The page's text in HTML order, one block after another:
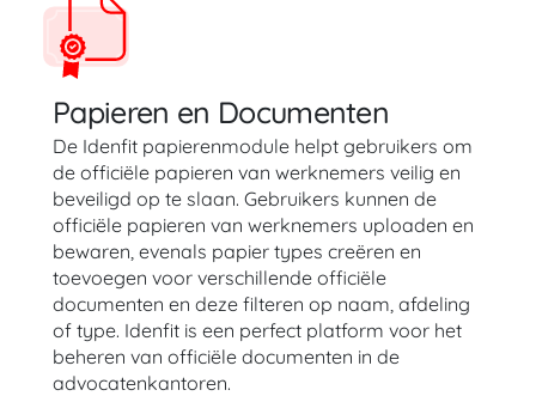
Papieren en Documenten
De Idenfit papierenmodule helpt gebruikers om
de officiële papieren van werknemers veilig en
beveiligd op te slaan. Gebruikers kunnen de
officiële papieren van werknemers uploaden en
bewaren, evenals papier types creëren en
toevoegen voor verschillende officiële
documenten en deze filteren op naam, afdeling
of type. Idenfit is een perfect platform voor het
beheren van officiële documenten in de
advocatenkantoren.